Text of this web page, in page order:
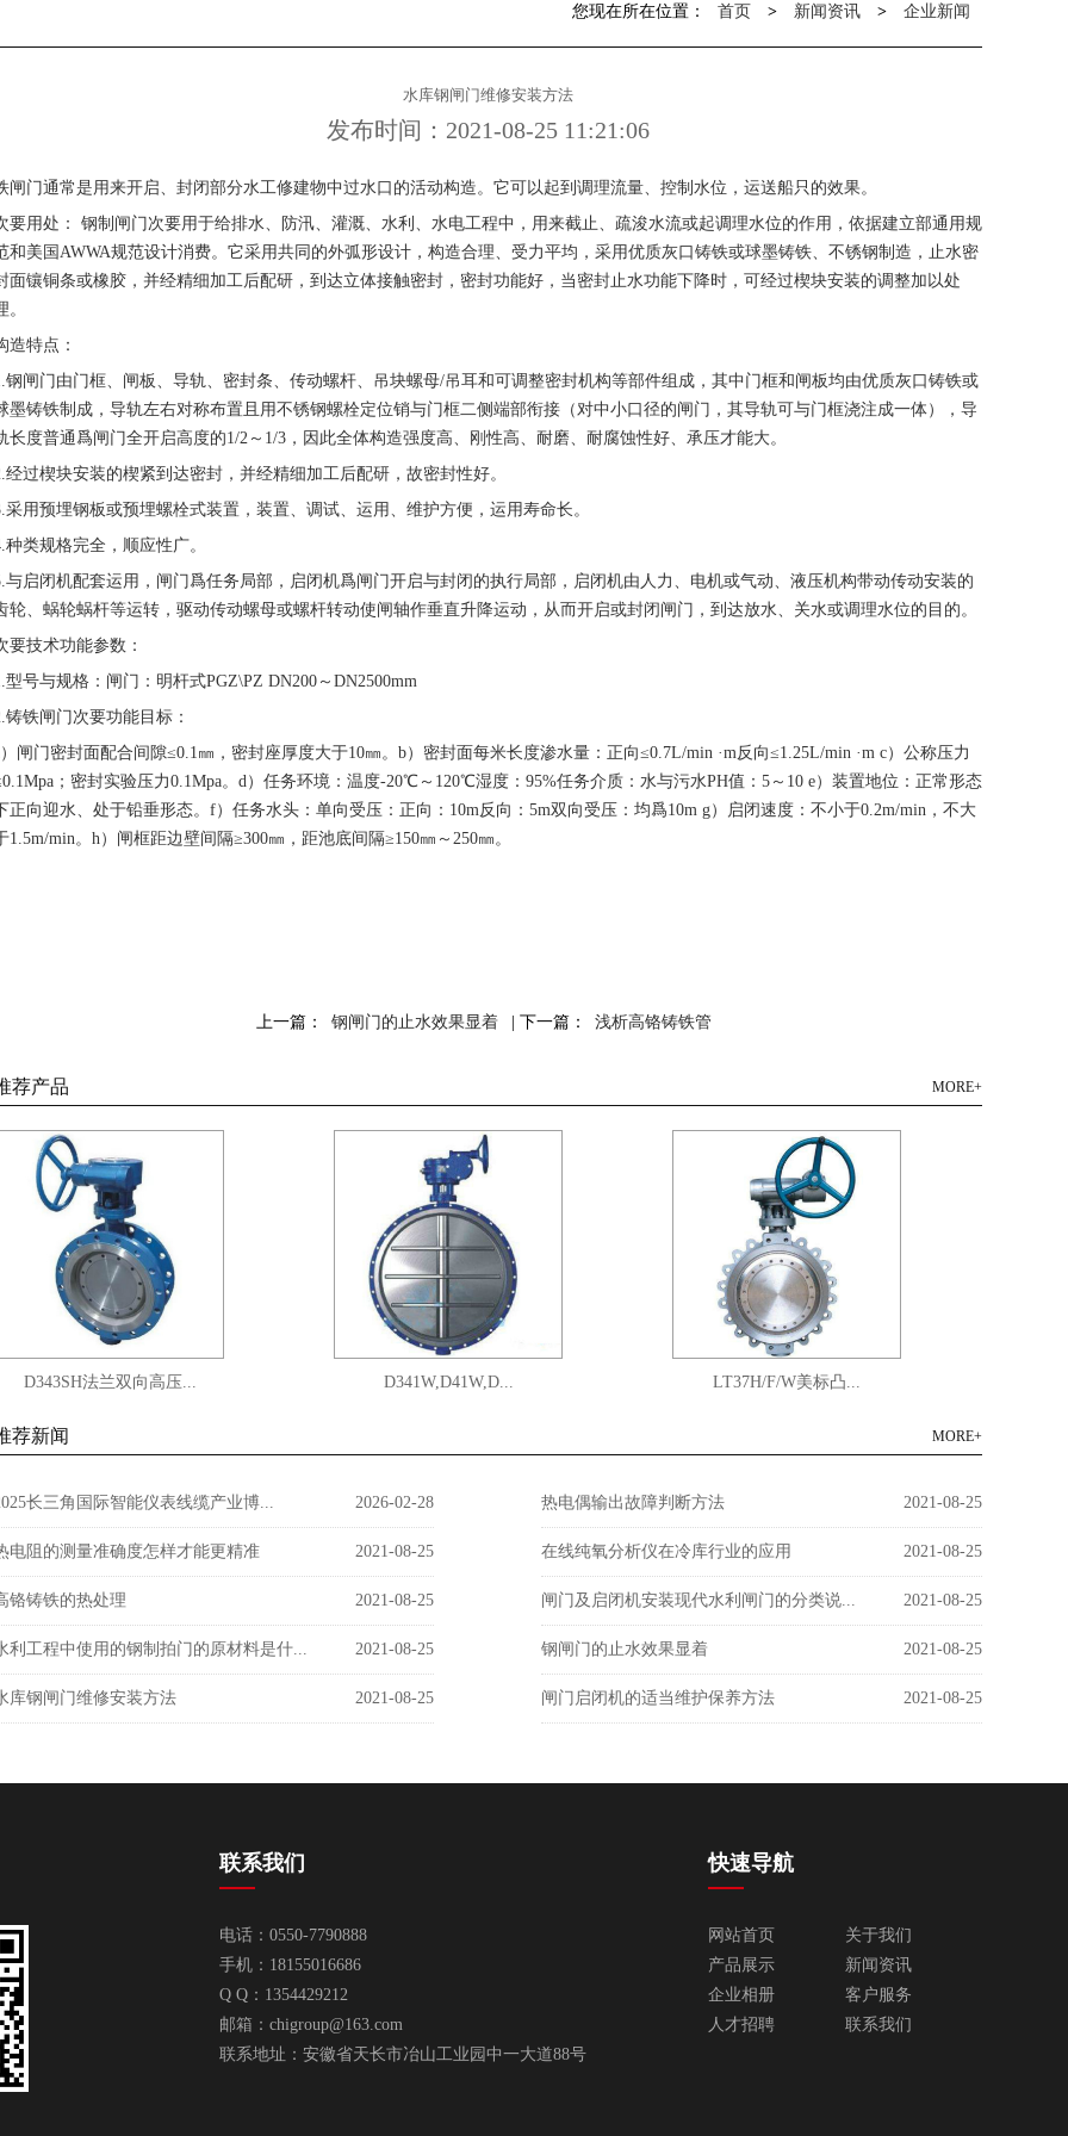
1 2 3
您现在所在位置： 首页 > 新闻资讯 > 企业新闻
水库钢闸门维修安装方法
发布时间：2021-08-25 11:21:06
闸门通常是用来开启、封闭部分水工修建物中过水口的活动构造。它可以起到调理流量、控制水位，运送船只的效果。
要用处： 钢制闸门次要用于给排水、防汛、灌溉、水利、水电工程中，用来截止、疏浚水流或起调理水位的作用，依据建立部通用规
和美国AWWA规范设计消费。它采用共同的外弧形设计，构造合理、受力平均，采用优质灰口铸铁或球墨铸铁、不锈钢制造，止水密
面镶铜条或橡胶，并经精细加工后配研，到达立体接触密封，密封功能好，当密封止水功能下降时，可经过楔块安装的调整加以处
。
造特点：
钢闸门由门框、闸板、导轨、密封条、传动螺杆、吊块螺母/吊耳和可调整密封机构等部件组成，其中门框和闸板均由优质灰口铸铁或
墨铸铁制成，导轨左右对称布置且用不锈钢螺栓定位销与门框二侧端部衔接（对中小口径的闸门，其导轨可与门框浇注成一体），导
长度普通爲闸门全开启高度的1/2～1/3，因此全体构造强度高、刚性高、耐磨、耐腐蚀性好、承压才能大。
经过楔块安装的楔紧到达密封，并经精细加工后配研，故密封性好。
采用预埋钢板或预埋螺栓式装置，装置、调试、运用、维护方便，运用寿命长。
种类规格完全，顺应性广。
与启闭机配套运用，闸门爲任务局部，启闭机爲闸门开启与封闭的执行局部，启闭机由人力、电机或气动、液压机构带动传动安装的
轮、蜗轮蜗杆等运转，驱动传动螺母或螺杆转动使闸轴作垂直升降运动，从而开启或封闭闸门，到达放水、关水或调理水位的目的。
要技术功能参数：
型号与规格：闸门：明杆式PGZ\PZ DN200～DN2500mm
铸铁闸门次要功能目标：
闸门密封面配合间隙≤0.1㎜，密封座厚度大于10㎜。b）密封面每米长度渗水量：正向≤0.7L/min ·m反向≤1.25L/min ·m c）公称压力
；密封实验压力0.1Mpa。d）任务环境：温度-20℃～120℃湿度：95%任务介质：水与污水PH值：5～10 e）装置地位：正常形态
正向迎水、处于铅垂形态。f）任务水头：单向受压：正向：10m反向：5m双向受压：均爲10m g）启闭速度：不小于0.2m/min，不大
1.5m/min。h）闸框距边壁间隔≥300㎜，距池底间隔≥150㎜～250㎜。
上一篇： 钢闸门的止水效果显着 | 下一篇： 浅析高铬铸铁管
荐产品 MORE+
D343SH法兰双向高压... D341W,D41W,D... LT37H/F/W美标凸...
荐新闻 MORE+
长三角国际智能仪表线缆产业博... 2026-02-28 热电偶输出故障判断方法 2021-08-25
电阻的测量准确度怎样才能更精准 2021-08-25 在线纯氧分析仪在冷库行业的应用 2021-08-25
铬铸铁的热处理 2021-08-25 闸门及启闭机安装现代水利闸门的分类说... 2021-08-25
利工程中使用的钢制拍门的原材料是什... 2021-08-25 钢闸门的止水效果显着 2021-08-25
库钢闸门维修安装方法 2021-08-25 闸门启闭机的适当维护保养方法 2021-08-25
联系我们
电话：0550-7790888
手机：18155016686
Q Q：1354429212
邮箱： chigroup@163.com
联系地址：安徽省天长市冶山工业园中一大道88号
快速导航
网站首页
关于我们
产品展示
新闻资讯
企业相册
客户服务
人才招聘
联系我们